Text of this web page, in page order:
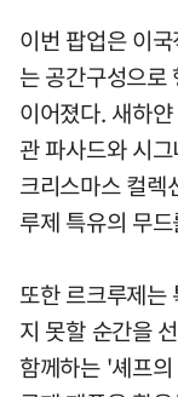
이번 팝업은 이
는 공간구성으로
이어졌다. 새하
관 파사드와 시
크리스마스 컬렉
루제 특유의 무
또한 르크루제는
지 못할 순간을
함께하는 '셰프